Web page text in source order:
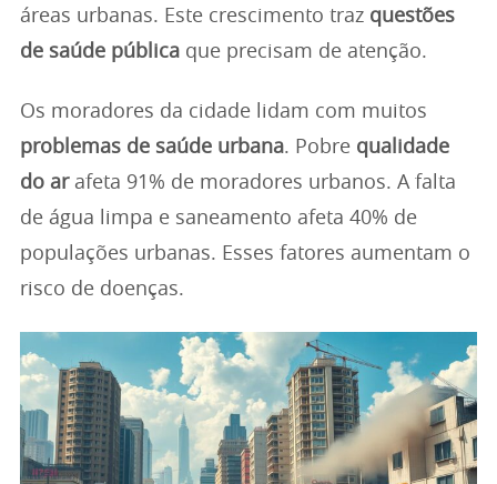
áreas urbanas. Este crescimento traz questões
de saúde pública que precisam de atenção.
Os moradores da cidade lidam com muitos
problemas de saúde urbana. Pobre qualidade
do arafeta 91% de moradores urbanos. A falta
de água limpa e saneamento afeta 40% de
populações urbanas. Esses fatores aumentam o
risco de doenças.